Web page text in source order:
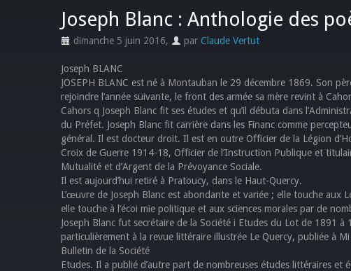
Joseph Blanc : Anthologie des
dimanche 5 juin 2016, par Claude Vertut
Joseph BLANC
JOSEPH BLANC est né à Montauban le 29 décembre 1869. Son
rejoindre l’année suivante, le front des armée sa mère revint à
Cahors q Joseph Blanc fit ses études et qu’il débuta dans
du Préfet. Joseph Blanc fit carrière dans les Financ comme
général. Il est docteur droit. Il est en outre Officier de la Légion
Croix de Guerre 1914-18, Officier de l’Instruction Publique et
Mutualité et d’Argent de la Prévoyance Sociale.
Il est aujourd’hui retiré à Pratoucy, dans le Haut-Quercy.
L’œuvre de Joseph Blanc est abondante et variée ; elle touche
elle touche à l’écoi mie politique et aux sciences morales par de
Joseph Blanc fut secrétaire de la Société i Etudes du Lot de 1891
particulièrement à la revue littéraire illustrée Le Quercy, publiée à
Bulletin de la Société
Etudes. Il a publié d’autre part de nombreuses études littéraires